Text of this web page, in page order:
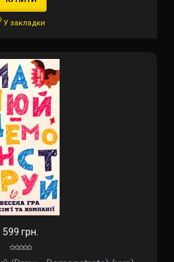
У закладки
599 грн.